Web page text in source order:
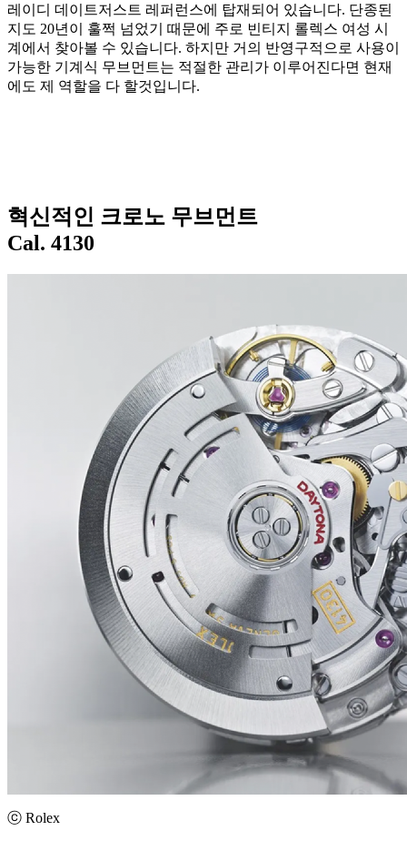
레이디 데이트저스트 레퍼런스에 탑재되어 있습니다. 단종된
지도 20년이 훌쩍 넘었기 때문에 주로 빈티지 롤렉스 여성 시
계에서 찾아볼 수 있습니다. 하지만 거의 반영구적으로 사용이
가능한 기계식 무브먼트는 적절한 관리가 이루어진다면 현재
에도 제 역할을 다 할것입니다.
혁신적인 크로노 무브먼트
Cal. 4130
ⓒ Rolex